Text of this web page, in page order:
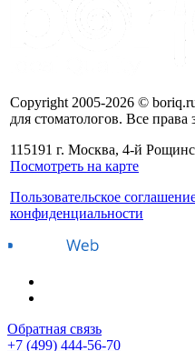
Copyright 2005-2026 ©
для стоматологов. Все
115191 г. Москва, 4-й
Посмотреть на карте
Пользовательское
конфиденциальности
Обратная связь
+7 (499) 444-56-70